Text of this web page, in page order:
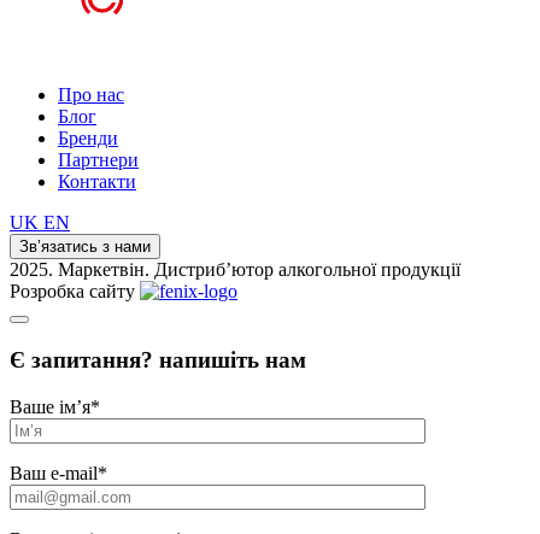
Про нас
Блог
Бренди
Партнери
Контакти
UK EN
Зв’язатись з нами
2025. Маркетвін. Дистриб’ютор алкогольної продукції
Розробка сайту
Є запитання? напишіть нам
Ваше ім’я*
Ваш e-mail*